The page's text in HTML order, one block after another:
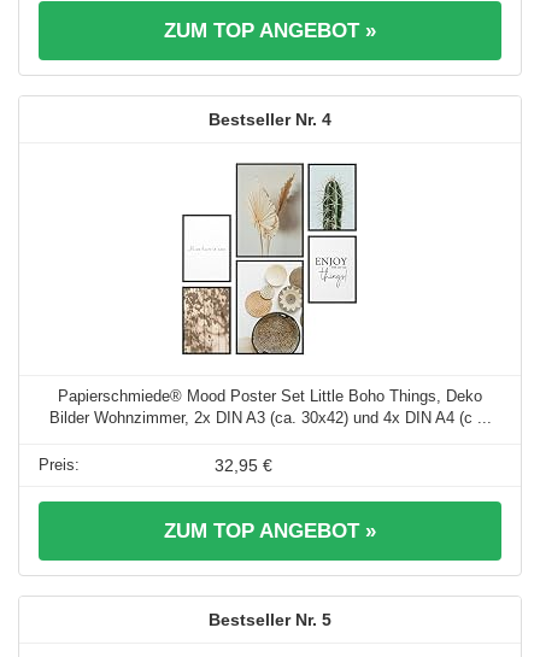
ZUM TOP ANGEBOT »
4
Papierschmiede® Mood Poster Set Little Boho Things, Deko
Bilder Wohnzimmer, 2x DIN A3 (ca. 30x42) und 4x DIN A4 (c ...
32,95 €
ZUM TOP ANGEBOT »
5